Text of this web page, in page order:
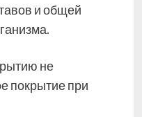
и общей
не
покрытие при